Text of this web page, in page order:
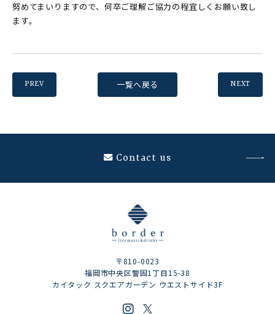
努めてまいりますので、何卒ご理解ご協力の程宜しくお願い致し
ます。
一覧へ戻る
PREV NEXT
Contact us
〒810-0023
福岡市中央区警固1丁目15-38
カイタック スクエアガーデン ウエストサイド3F